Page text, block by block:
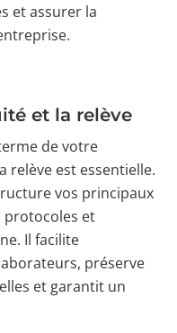
et assurer la
et la relève
de votre
relève est essentielle.
vos principaux
et
Il facilite
préserve
et garantit un